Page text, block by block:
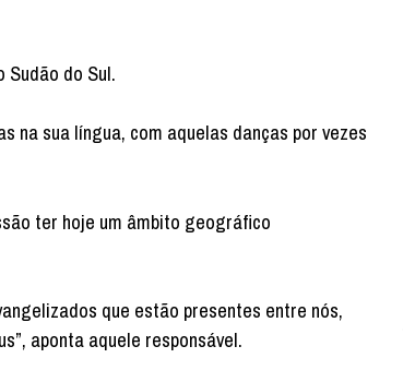
Sudão do Sul.
na sua língua, com aquelas danças por vezes
ter hoje um âmbito geográfico
que estão presentes entre nós,
aponta aquele responsável.